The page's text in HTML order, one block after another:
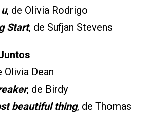
, de Olivia Rodrigo
Start, de Sufjan Stevens
Olivia Dean
, de Birdy
beautiful thing, de Thomas